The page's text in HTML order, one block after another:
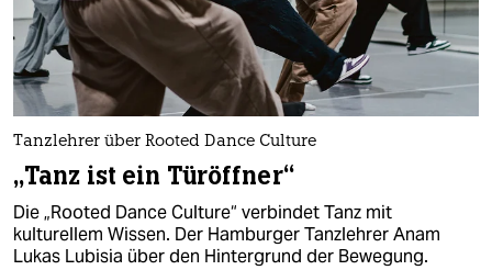
Tanzlehrer über Rooted Dance Culture
„Tanz ist ein Türöffner“
Die „Rooted Dance Culture“ verbindet Tanz mit
kulturellem Wissen. Der Hamburger Tanzlehrer Anam
Lukas Lubisia über den Hintergrund der Bewegung.